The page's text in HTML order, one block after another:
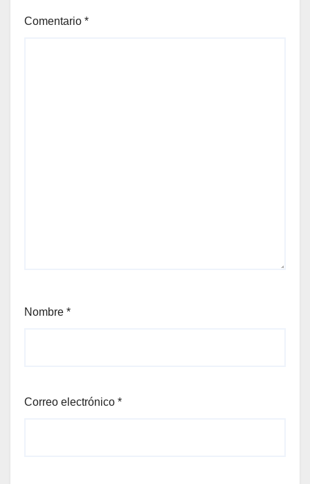
Comentario *
Nombre *
Correo electrónico *